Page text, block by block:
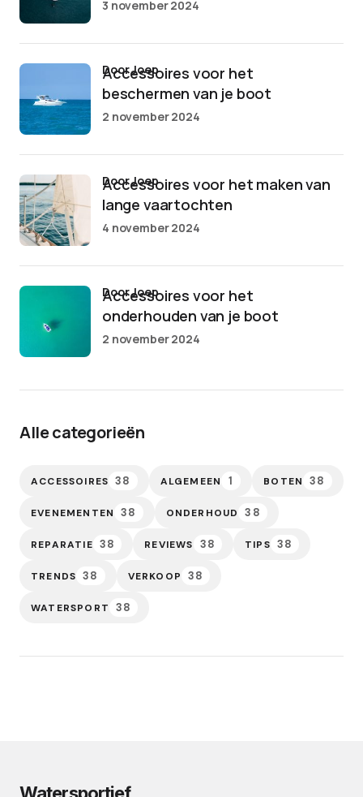
3 november 2024
Accessoires voor het
beschermen van je boot
door Joep
2 november 2024
Accessoires voor het maken van
lange vaartochten
door Joep
4 november 2024
Accessoires voor het
onderhouden van je boot
door Joep
2 november 2024
Alle categorieën
ACCESSOIRES 38 ALGEMEEN 1 BOTEN 38
EVENEMENTEN 38 ONDERHOUD 38
REPARATIE 38 REVIEWS 38 TIPS 38
TRENDS 38 VERKOOP 38
WATERSPORT 38